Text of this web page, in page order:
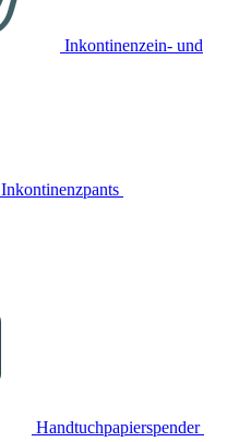
Inkontinenzein- und
Inkontinenzpants
Handtuchpapierspender